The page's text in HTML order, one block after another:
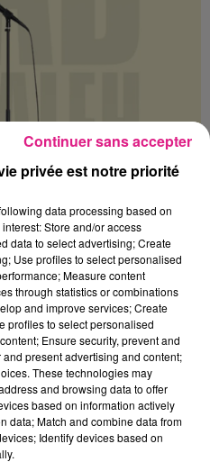
2025 à 20h00
privée est notre priorité
data processing based on
Store and/or access
data to select advertising; Create
Use profiles to select personalised
Measure content
through statistics or combinations
and improve services; Create
profiles to select personalised
Ensure security, prevent and
present advertising and content;
These technologies may
and browsing data to offer
based on information actively
data; Match and combine data from
Identify devices based on
Continuer sans accepter